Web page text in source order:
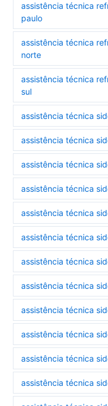
assistência técnica
paulo
assistência técnica
norte
assistência técnica
sul
assistência técnica
assistência técnica
assistência técnica
assistência técnica
assistência técnica
assistência técnica
assistência técnica
assistência técnica
assistência técnica
assistência técnica
assistência técnica
assistência técnica